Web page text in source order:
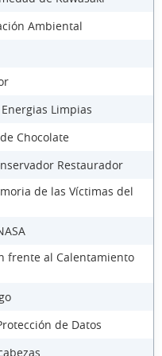
Ambiental
Limpias
Chocolate
Restaurador
de las Víctimas del
frente al Calentamiento
de Datos